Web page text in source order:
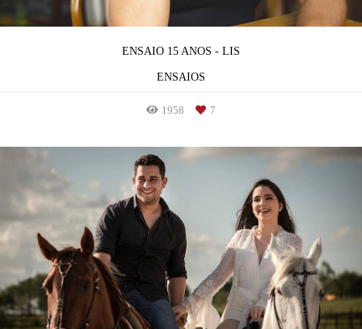
ENSAIO 15 ANOS - LIS
ENSAIOS
1958 7